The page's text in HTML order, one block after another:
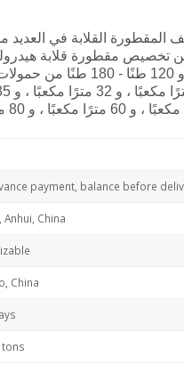
المقطورة القلابة في العديد
طنًا ، و 80 طنًا إلى 120 طنًا ،
payment, balance before
Anhui, China
China